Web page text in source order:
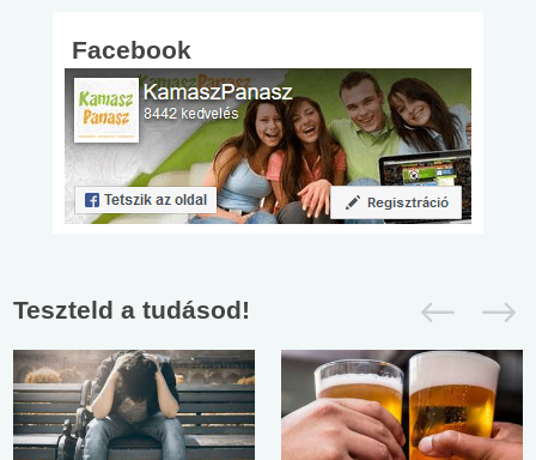
Facebook
Teszteld a tudásod!